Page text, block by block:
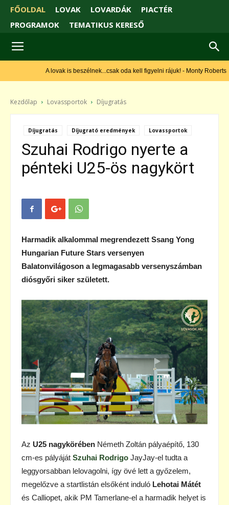
FŐOLDAL LOVAK LOVARDÁK
PIACTÉR
PROGRAMOK
TEMATIKUS KERESŐ
A lovak is beszélnek...csak oda kell figyelni rájuk! - Monty Roberts
Kezdőlap Lovassportok Díjugratás
Díjugratás Díjugrató eredmények Lovassportok
Szuhai Rodrigo nyerte a
pénteki U25-ös nagykört
Harmadik alkalommal megrendezett Ssang Yong
Hungarian Future Stars versenyen
Balatonvilágoson a legmagasabb versenyszámban
diósgyőri siker született.
Az U25 nagykörében Németh Zoltán pályaépítő, 130
cm-es pályáját Szuhai Rodrigo JayJay-el tudta a
leggyorsabban lelovagolni, így övé lett a győzelem,
megelőzve a startlistán elsőként induló Lehotai Mátét
és Calliopet, akik PM Tamerlane-el a harmadik helyet is